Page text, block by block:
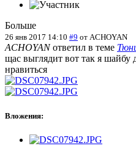
Больше
26 янв 2017 14:10 #9 от ACHOYAN
ACHOYANответил в теме
щас выглядит вот так я шайбу
нравиться
Вложения: